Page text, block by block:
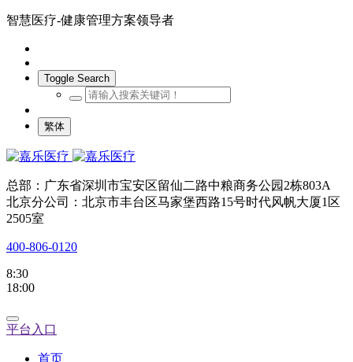
智慧医疗-健康管理方案领导者
Toggle Search
繁体
总部：广东省深圳市宝安区留仙二路中粮商务公园2栋803A
北京分公司：北京市丰台区马家堡西路15号时代风帆大厦1区
2505室
400-806-0120
8:30
18:00
平台入口
首页